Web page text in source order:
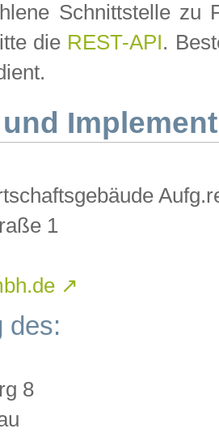
Schnittstelle zu
die REST-API.
1
↗
des:
8